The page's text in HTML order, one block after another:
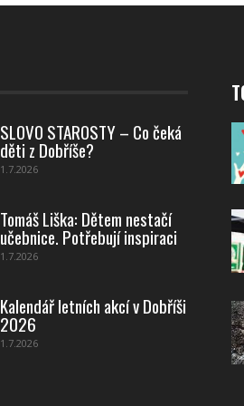
SLOVO STAROSTY – Co čeká
děti z Dobříše?
1.7.2026
Tomáš Liška: Dětem nestačí
učebnice. Potřebují inspiraci
1.7.2026
Kalendář letních akcí v Dobříši
2026
1.7.2026